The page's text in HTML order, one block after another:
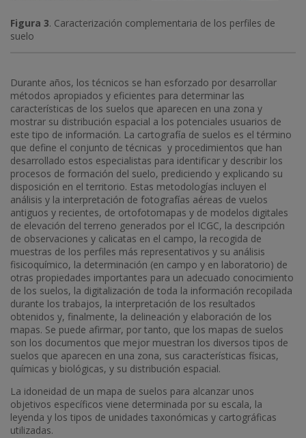
Figura 3. Caracterización complementaria de los perfiles de
suelo
Durante años, los técnicos se han esforzado por desarrollar
métodos apropiados y eficientes para determinar las
características de los suelos que aparecen en una zona y
mostrar su distribución espacial a los potenciales usuarios de
este tipo de información. La cartografía de suelos es el término
que define el conjunto de técnicas y procedimientos que han
desarrollado estos especialistas para identificar y describir los
procesos de formación del suelo, prediciendo y explicando su
disposición en el territorio. Estas metodologías incluyen el
análisis y la interpretación de fotografías aéreas de vuelos
antiguos y recientes, de ortofotomapas y de modelos digitales
de elevación del terreno generados por el ICGC, la descripción
de observaciones y calicatas en el campo, la recogida de
muestras de los perfiles más representativos y su análisis
fisicoquímico, la determinación (en campo y en laboratorio) de
otras propiedades importantes para un adecuado conocimiento
de los suelos, la digitalización de toda la información recopilada
durante los trabajos, la interpretación de los resultados
obtenidos y, finalmente, la delineación y elaboración de los
mapas. Se puede afirmar, por tanto, que los mapas de suelos
son los documentos que mejor muestran los diversos tipos de
suelos que aparecen en una zona, sus características físicas,
químicas y biológicas, y su distribución espacial.
La idoneidad de un mapa de suelos para alcanzar unos
objetivos específicos viene determinada por su escala, la
leyenda y los tipos de unidades taxonómicas y cartográficas
utilizadas.